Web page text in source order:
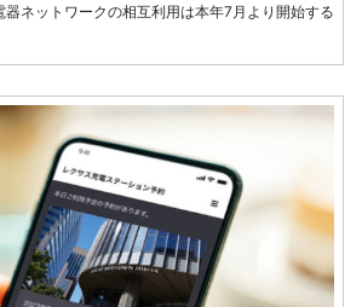
ネットワークの相互利用は本年7月より開始する